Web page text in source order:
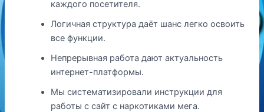
каждого посетителя.
Логичная структура даёт шанс легко освоить
все функции.
Непрерывная работа дают актуальность
интернет-платформы.
Мы систематизировали инструкции для
работы с сайт с наркотиками мега.